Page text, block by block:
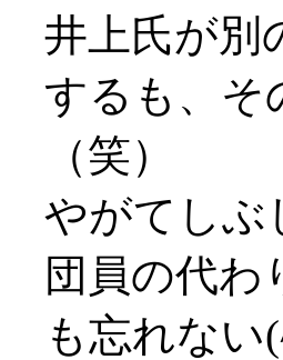
井上氏が別
するも、そ
（笑）
やがてしぶ
団員の代
も忘れない